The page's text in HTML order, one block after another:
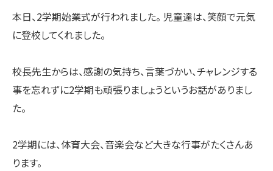
本日、2学期始業式が行われました。 児童達は、笑顔で元気
に登校してくれました。
校長先生からは、感謝の気持ち、言葉づかい、チャレンジする
事を忘れずに2学期も頑張りましょうというお話がありまし
た。
2学期には、体育大会、音楽会など大きな行事がたくさんあ
ります。